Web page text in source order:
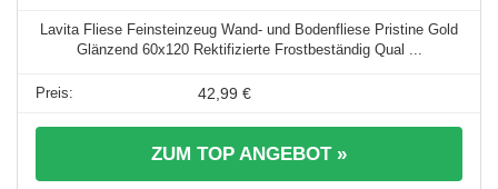
Lavita Fliese Feinsteinzeug Wand- und Bodenfliese Pristine Gold
Glänzend 60x120 Rektifizierte Frostbeständig Qual ...
42,99 €
ZUM TOP ANGEBOT »